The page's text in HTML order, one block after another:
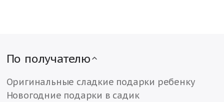
По получателю
Оригинальные сладкие подарки ребенку
Новогодние подарки в садик